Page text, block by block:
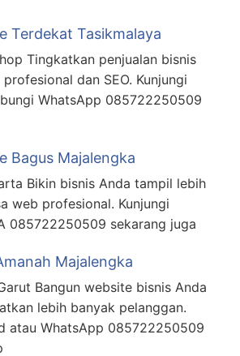
Terdekat Tasikmalaya
Tingkatkan penjualan bisnis
dan SEO. Kunjungi
WhatsApp 085722250509
Bagus Majalengka
Bikin bisnis Anda tampil lebih
web profesional. Kunjungi
085722250509 sekarang juga
Majalengka
Bangun website bisnis Anda
lebih banyak pelanggan.
atau WhatsApp 085722250509